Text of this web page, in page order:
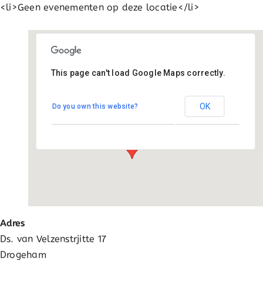
Werken met Snappet
<li>Geen evenementen op deze locatie</li>
De Tarissing
Ds. van Velzenstrjitte 17 - Drogeham
This page can't load Google Maps correctly.
Do you own this website? OK
Adres
Ds. van Velzenstrjitte 17
Drogeham